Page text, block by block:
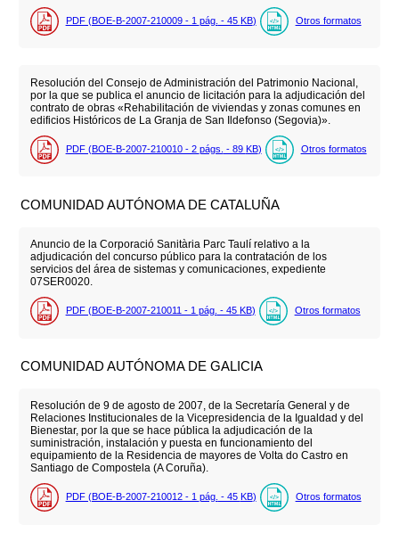
PDF (BOE-B-2007-210009 - 1 pág. - 45 KB) Otros formatos
Resolución del Consejo de Administración del Patrimonio Nacional,
por la que se publica el anuncio de licitación para la adjudicación del
contrato de obras «Rehabilitación de viviendas y zonas comunes en
edificios Históricos de La Granja de San Ildefonso (Segovia)».
PDF (BOE-B-2007-210010 - 2 págs. - 89 KB) Otros formatos
COMUNIDAD AUTÓNOMA DE CATALUÑA
Anuncio de la Corporació Sanitària Parc Taulí relativo a la
adjudicación del concurso público para la contratación de los
servicios del área de sistemas y comunicaciones, expediente
07SER0020.
PDF (BOE-B-2007-210011 - 1 pág. - 45 KB) Otros formatos
COMUNIDAD AUTÓNOMA DE GALICIA
Resolución de 9 de agosto de 2007, de la Secretaría General y de
Relaciones Institucionales de la Vicepresidencia de la Igualdad y del
Bienestar, por la que se hace pública la adjudicación de la
suministración, instalación y puesta en funcionamiento del
equipamiento de la Residencia de mayores de Volta do Castro en
Santiago de Compostela (A Coruña).
PDF (BOE-B-2007-210012 - 1 pág. - 45 KB) Otros formatos